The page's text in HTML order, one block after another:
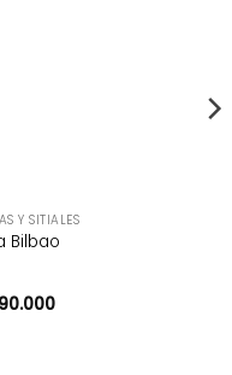
Y SITIALES
Bilbao